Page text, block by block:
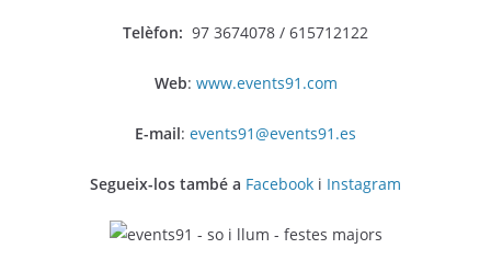
Telèfon: 97 3674078 / 615712122
Web: www.events91.com
E-mail: events91@events91.es
Segueix-los també a Facebook i Instagram